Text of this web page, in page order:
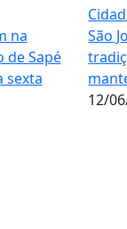
na
de Sapé
sexta
São
12/